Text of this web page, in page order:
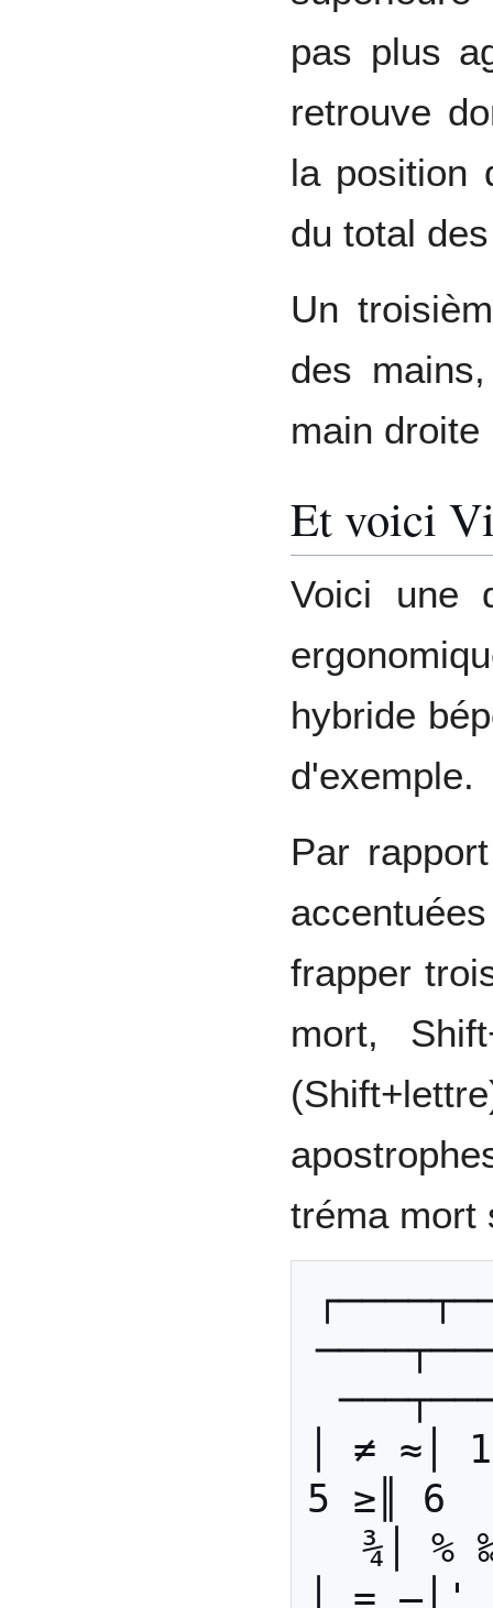
pas plus
retrouve
la position
du total
Un
des
main
Et voici
Voici une
hybride
d'exemple.
Par
frapper
mort,
tréma mort
│ ≠ ≈│
5 ≥║ 6
¾│
│ =